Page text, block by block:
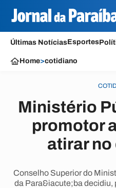
Últimas NotíciasEsportes
Home>cotidiano
Ministério
promotor
atirar
Conselho Superior do
da Para&iacute;ba decidiu,